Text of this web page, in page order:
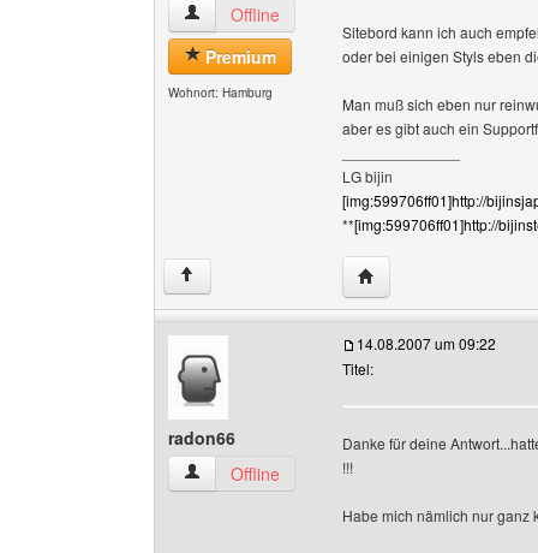
bijinsjapanseiten Benutzer-Profile anzeigen
Offline
Premium
Wohnort: Hamburg
Sitebord kann ich auch
oder bei einigen Styls eben
Man muß sich eben nur
aber es gibt auch ein
LG bijin
[img:599706ff01]http://
**[img:599706ff01]http://
↑ Website dieses
radon66
radon66 Benutzer-Profile anzeigen
Offline
14.08.2007 um 09:22
Titel:
Danke für deine
!!!
Habe mich nämlich nur ganz